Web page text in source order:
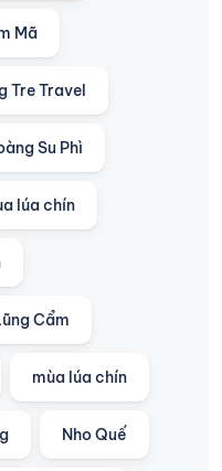
Mã
Tre Travel
Su Phì
lúa chín
Cẩm
mùa lúa chín
Nho Quế